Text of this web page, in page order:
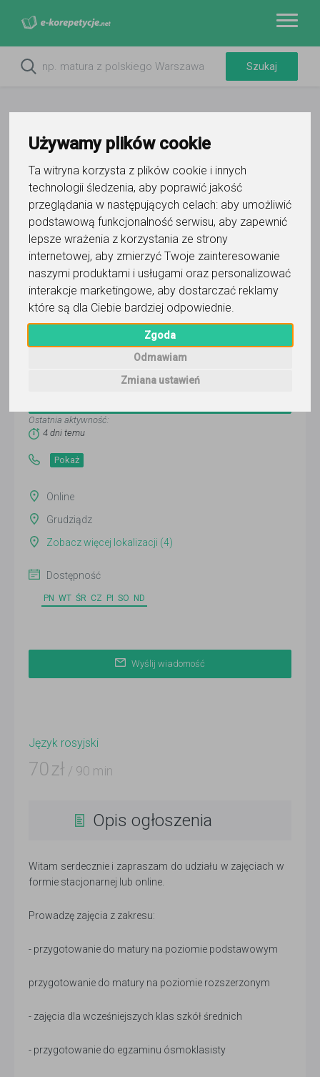
Używamy plików cookie
Ta witryna korzysta z plików cookie i innych
technologii śledzenia, aby poprawić jakość
przeglądania w następujących celach: aby umożliwić
podstawową funkcjonalność serwisu, aby zapewnić
lepsze wrażenia z korzystania ze strony
internetowej, aby zmierzyć Twoje zainteresowanie
naszymi produktami i usługami oraz personalizować
interakcje marketingowe, aby dostarczać reklamy
które są dla Ciebie bardziej odpowiednie.
Zgoda
Odmawiam
Zmiana ustawień
Do ulubionych
Oznacz wystąpienie kontaktu
Ostatnia aktywność:
4 dni temu
Pokaż
Online
Grudziądz
Zobacz więcej lokalizacji (4)
Dostępność
PN WT ŚR CZ PI SO ND
Wyślij wiadomość
Język rosyjski
70 zł / 90 min
Opis ogłoszenia
Witam serdecznie i zapraszam do udziału w zajęciach w
formie stacjonarnej lub online.
Prowadzę zajęcia z zakresu:
- przygotowanie do matury na poziomie podstawowym
przygotowanie do matury na poziomie rozszerzonym
- zajęcia dla wcześniejszych klas szkół średnich
- przygotowanie do egzaminu ósmoklasisty